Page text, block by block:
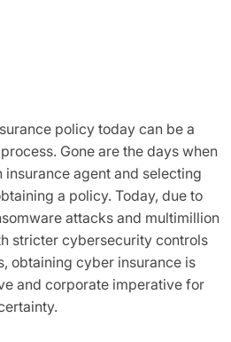
policy today can be a
Gone are the days when
insurance agent and selecting
a policy. Today, due to
attacks and multimillion
stricter cybersecurity controls
obtaining cyber insurance is
and corporate imperative for